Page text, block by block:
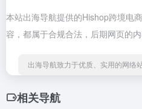
本站出海导航提供的Hishop跨境电
容，都属于合规合法，后期网页的
出海导航致力于优质、实用的网络
相关导航